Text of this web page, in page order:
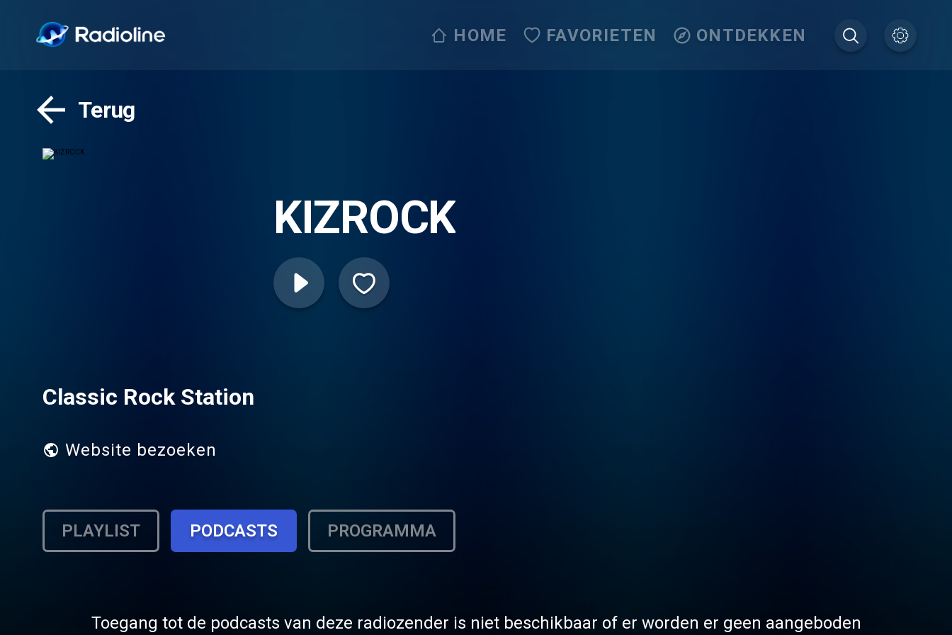
HOME FAVORIETEN ONTDEKKEN
Terug
KIZROCK
Classic Rock Station
Website bezoeken
PLAYLIST PODCASTS PROGRAMMA
Toegang tot de podcasts van deze radiozender is niet beschikbaar of er worden er geen aangeboden